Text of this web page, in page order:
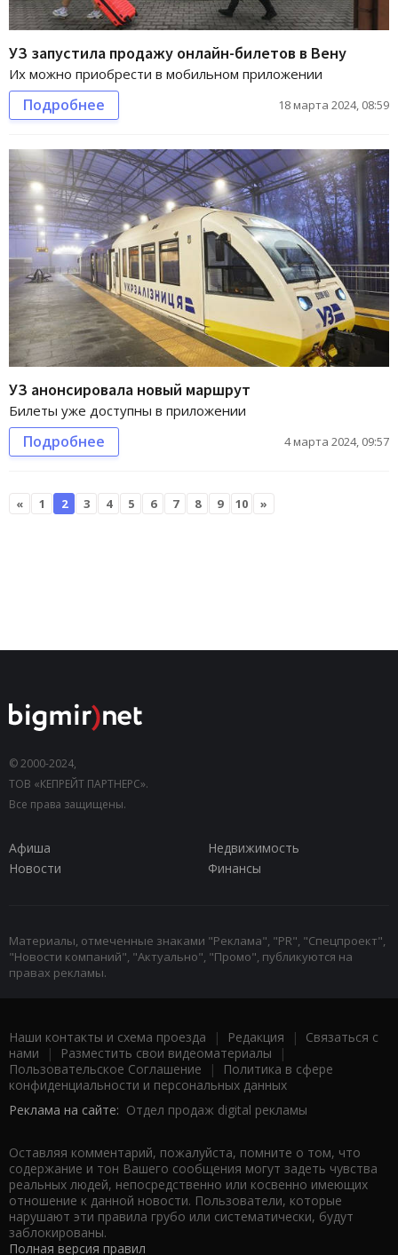
УЗ запустила продажу онлайн-билетов в Вену
Их можно приобрести в мобильном приложении
Подробнее 18 марта 2024, 08:59
УЗ анонсировала новый маршрут
Билеты уже доступны в приложении
Подробнее 4 марта 2024, 09:57
« 1 2 3 4 5 6 7 8 9 10 »
© 2000-2024,
ТОВ «КЕПРЕЙТ ПАРТНЕРС».
Все права защищены.
Афиша
Недвижимость
Новости
Финансы
Материалы, отмеченные знаками "Реклама", "PR", "Спецпроект",
"Новости компаний", "Актуально", "Промо", публикуются на
правах рекламы.
Наши контакты и схема проезда | Редакция | Связаться с
нами | Разместить свои видеоматериалы |
Пользовательское Соглашение |
Политика в сфере
конфиденциальности и персональных данных
Реклама на сайте: Отдел продаж digital рекламы
Оставляя комментарий, пожалуйста, помните о том, что
содержание и тон Вашего сообщения могут задеть чувства
реальных людей, непосредственно или косвенно имеющих
отношение к данной новости. Пользователи, которые
нарушают эти правила грубо или систематически, будут
заблокированы.
Полная версия правил